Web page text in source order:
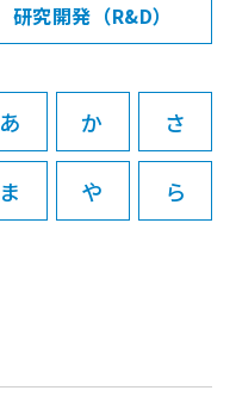
研究開発（R&D）
あ か さ
ま や ら